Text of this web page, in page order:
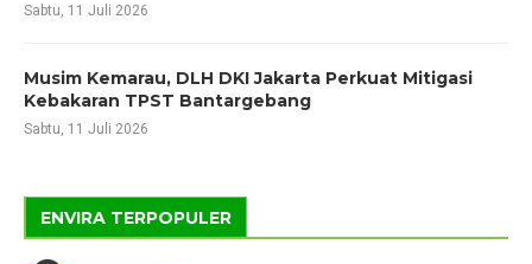
Sabtu, 11 Juli 2026
Musim Kemarau, DLH DKI Jakarta Perkuat Mitigasi
Kebakaran TPST Bantargebang
Sabtu, 11 Juli 2026
ENVIRA TERPOPULER